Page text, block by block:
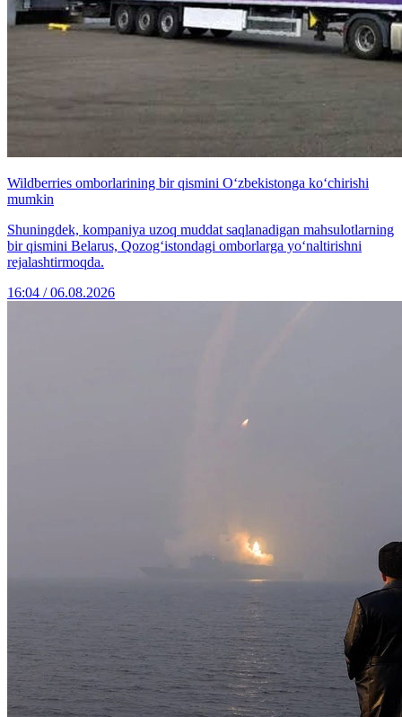
Wildberries omborlarining bir qismini O‘zbekistonga ko‘chirishi
mumkin
Shuningdek, kompaniya uzoq muddat saqlanadigan mahsulotlarning
bir qismini Belarus, Qozog‘istondagi omborlarga yo‘naltirishni
rejalashtirmoqda.
16:04 / 06.08.2026